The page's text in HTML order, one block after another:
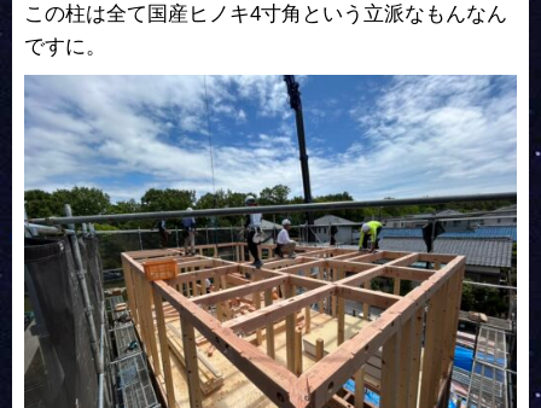
この柱は全て国産ヒノキ4寸角という立派なもんなん
ですに。